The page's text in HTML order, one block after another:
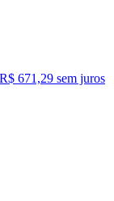
R$ 671,29 sem juros